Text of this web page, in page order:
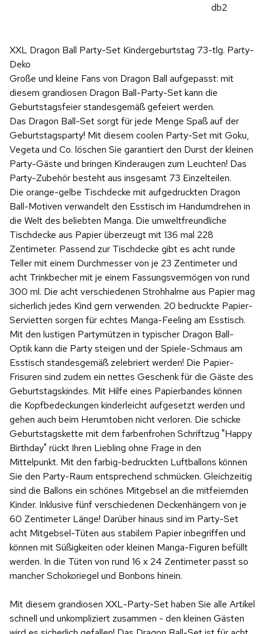
db2
XXL Dragon Ball Party-Set Kindergeburtstag 73-tlg. Party-
Deko
Große und kleine Fans von Dragon Ball aufgepasst: mit
diesem grandiosen Dragon Ball-Party-Set kann die
Geburtstagsfeier standesgemäß gefeiert werden.
Das Dragon Ball-Set sorgt für jede Menge Spaß auf der
Geburtstagsparty! Mit diesem coolen Party-Set mit Goku,
Vegeta und Co. löschen Sie garantiert den Durst der kleinen
Party-Gäste und bringen Kinderaugen zum Leuchten! Das
Party-Zubehör besteht aus insgesamt 73 Einzelteilen.
Die orange-gelbe Tischdecke mit aufgedruckten Dragon
Ball-Motiven verwandelt den Esstisch im Handumdrehen in
die Welt des beliebten Manga. Die umweltfreundliche
Tischdecke aus Papier überzeugt mit 136 mal 228
Zentimeter. Passend zur Tischdecke gibt es acht runde
Teller mit einem Durchmesser von je 23 Zentimeter und
acht Trinkbecher mit je einem Fassungsvermögen von rund
300 ml. Die acht verschiedenen Strohhalme aus Papier mag
sicherlich jedes Kind gern verwenden. 20 bedruckte Papier-
Servietten sorgen für echtes Manga-Feeling am Esstisch.
Mit den lustigen Partymützen in typischer Dragon Ball-
Optik kann die Party steigen und der Spiele-Schmaus am
Esstisch standesgemäß zelebriert werden! Die Papier-
Frisuren sind zudem ein nettes Geschenk für die Gäste des
Geburtstagskindes. Mit Hilfe eines Papierbandes können
die Kopfbedeckungen kinderleicht aufgesetzt werden und
gehen auch beim Herumtoben nicht verloren. Die schicke
Geburtstagskette mit dem farbenfrohen Schriftzug "Happy
Birthday" rückt Ihren Liebling ohne Frage in den
Mittelpunkt. Mit den farbig-bedruckten Luftballons können
Sie den Party-Raum entsprechend schmücken. Gleichzeitig
sind die Ballons ein schönes Mitgebsel an die mitfeiernden
Kinder. Inklusive fünf verschiedenen Deckenhängern von je
60 Zentimeter Länge! Darüber hinaus sind im Party-Set
acht Mitgebsel-Tüten aus stabilem Papier inbegriffen und
können mit Süßigkeiten oder kleinen Manga-Figuren befüllt
werden. In die Tüten von rund 16 x 24 Zentimeter passt so
mancher Schokoriegel und Bonbons hinein.
Mit diesem grandiosen XXL-Party-Set haben Sie alle Artikel
schnell und unkompliziert zusammen - den kleinen Gästen